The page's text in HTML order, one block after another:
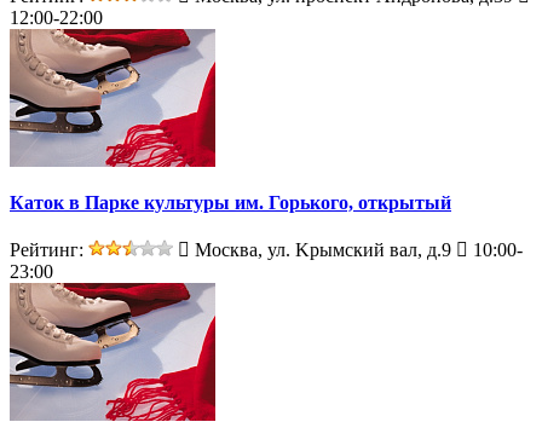
12:00-22:00
Каток в Парке культуры им. Горького, открытый
Рейтинг: Москва, ул. Kрымский вал, д.9
10:00-
23:00